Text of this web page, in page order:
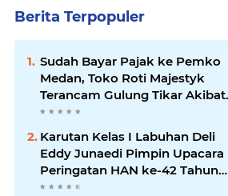
Berita Terpopuler
Sudah Bayar Pajak ke Pemko
Medan, Toko Roti Majestyk
Terancam Gulung Tikar Akibat
Akses Jalan Ditutup Pedagang
Angkringan
Karutan Kelas I Labuhan Deli
Eddy Junaedi Pimpin Upacara
Peringatan HAN ke-42 Tahun
2026